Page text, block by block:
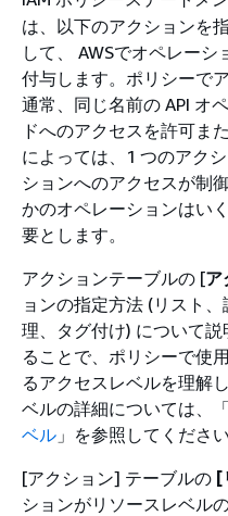
は、以下のアクションを
して、 AWSでオペレー
付与します。ポリシーで
通常、同じ名前の API オ
ドへのアクセスを許可ま
によっては、1 つのアク
ションへのアクセスが制
かのオペレーションはい
要とします。
アクションテーブルの [ア
ョンの指定方法 (リスト
理、タグ付け) について
ることで、ポリシーで使
るアクセスレベルを理解
ベルの詳細については、「
ベル 」を参照してください
[アクション] テーブルの [
ションがリソースレベル